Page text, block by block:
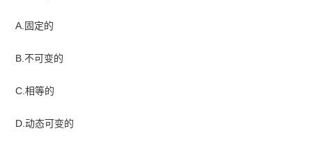
A.固定的
B.不可变的
C.相等的
D.动态可变的